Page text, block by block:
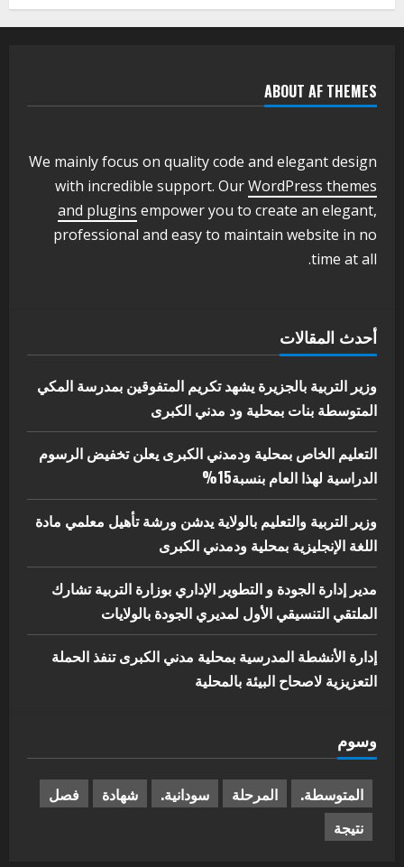
يعلن تخفيض الرسوم الدراسية لهذا العام
بنسبة15%
3
وزير التربية والتعليم بالولاية يدشن ورشة
أغسطس 3, 2026
اخر الاخبار الاخبار
مدير إدارة الجودة و التطوير الإداري
بوزارة التربية تشارك الملتقي التنسيقي
5
البيئة بالمحلية
يوليو 29, 2026
ABOUT AF THEMES
We mainly focus on quality code and elegant design
with incredible support. OurWordPress themes
and plugins empower you to create an elegant,
professional and easy to maintain website in no
time at all.
أحدث المقالات
وزير التربية بالجزيرة يشهد تكريم المتفوقين بمدرسة المكي
المتوسطة بنات بمحلية ود مدني الكبرى
التعليم الخاص بمحلية ودمدني الكبرى يعلن تخفيض الرسوم
الدراسية لهذا العام بنسبة15%
وزير التربية والتعليم بالولاية يدشن ورشة تأهيل معلمي مادة
اللغة الإنجليزية بمحلية ودمدني الكبرى
مدير إدارة الجودة و التطوير الإداري بوزارة التربية تشارك
الملتقي التنسيقي الأول لمديري الجودة بالولايات
إدارة الأنشطة المدرسية بمحلية مدني الكبرى تنفذ الحملة
التعزيزية لاصحاح البيئة بالمحلية
وسوم
المتوسطة. المرحلة سودانية. شهادة
فصل
نتيجة